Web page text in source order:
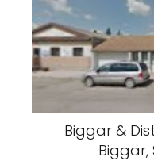
Biggar &
Biggar,